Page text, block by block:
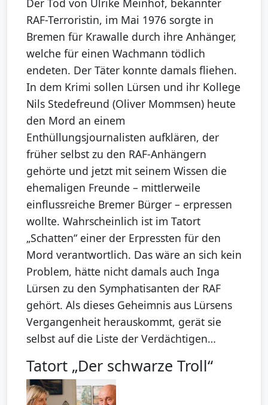
Der Tod von Ulrike Meinhof, bekannter
RAF-Terroristin, im Mai 1976 sorgte in
Bremen für Krawalle durch ihre Anhänger,
welche für einen Wachmann tödlich
endeten. Der Täter konnte damals fliehen.
In dem Krimi sollen Lürsen und ihr Kollege
Nils Stedefreund (Oliver Mommsen) heute
den Mord an einem
Enthüllungsjournalisten aufklären, der
früher selbst zu den RAF-Anhängern
gehörte und jetzt mit seinem Wissen die
ehemaligen Freunde – mittlerweile
einflussreiche Bremer Bürger – erpressen
wollte. Wahrscheinlich ist im Tatort
„Schatten“ einer der Erpressten für den
Mord verantwortlich. Das wäre an sich kein
Problem, hätte nicht damals auch Inga
Lürsen zu den Symphatisanten der RAF
gehört. Als dieses Geheimnis aus Lürsens
Vergangenheit herauskommt, gerät sie
selbst auf die Liste der Verdächtigen…
Tatort „Der schwarze Troll“